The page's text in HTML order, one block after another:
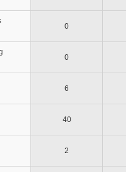
0
0
6
40
2